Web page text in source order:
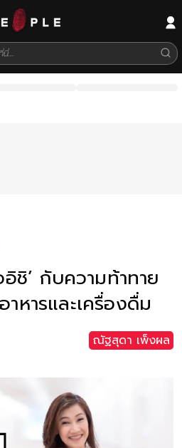
อิชิ’ กับความท้าทาย
หารและเครื่องดื่ม
ณัฐสุดา เพ็งผล